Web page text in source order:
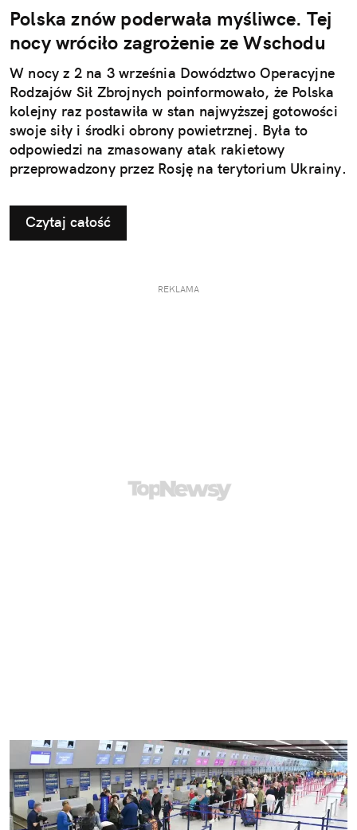
Polska znów poderwała myśliwce. Tej
nocy wróciło zagrożenie ze Wschodu
W nocy z 2 na 3 września Dowództwo Operacyjne
Rodzajów Sił Zbrojnych poinformowało, że Polska
kolejny raz postawiła w stan najwyższej gotowości
swoje siły i środki obrony powietrznej. Była to
odpowiedzi na zmasowany atak rakietowy
przeprowadzony przez Rosję na terytorium Ukrainy.
Czytaj całość
REKLAMA